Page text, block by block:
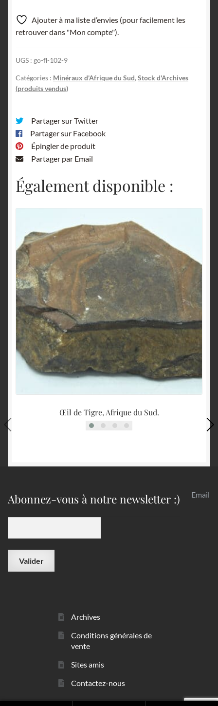
Ajouter à ma liste d’envies (pour facilement les
retrouver dans "Mon compte").
UGS : go-fl-102-9
Catégories : Minéraux d'Afrique du Sud, Stock d'Archives
(produits vendus)
Partager sur Twitter
Partager sur Facebook
Épingler de produit
Partager par Email
Également disponible :
Œil de Tigre, Afrique du Sud.
Abonnez-vous à notre newsletter :) Email
Archives
Conditions générales de
vente
Sites amis
Contactez-nous